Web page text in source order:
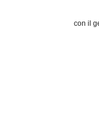
con il